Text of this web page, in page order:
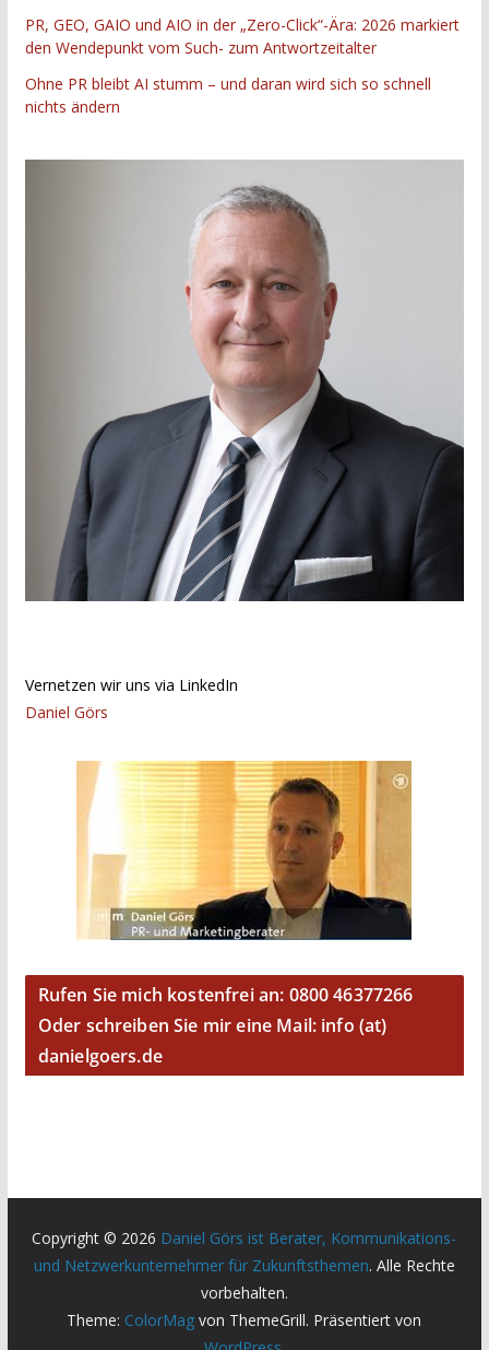
PR, GEO, GAIO und AIO in der „Zero-Click“-Ära: 2026 markiert
den Wendepunkt vom Such- zum Antwortzeitalter
Ohne PR bleibt AI stumm – und daran wird sich so schnell
nichts ändern
Vernetzen wir uns via LinkedIn
Daniel Görs
Rufen Sie mich kostenfrei an: 0800 46377266
Oder schreiben Sie mir eine Mail: info (at)
danielgoers.de
Copyright © 2026 Daniel Görs ist Berater, Kommunikations-
und Netzwerkunternehmer für Zukunftsthemen. Alle Rechte
vorbehalten.
Theme: ColorMag von ThemeGrill. Präsentiert von